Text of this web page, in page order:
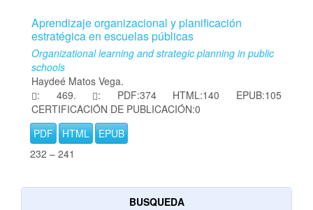
Aprendizaje organizacional y planificación
estratégica en escuelas públicas
Organizational learning and strategic planning in public
schools
Haydeé Matos Vega.
: 469.
: PDF:374 HTML:140 EPUB:105
CERTIFICACIÓN DE PUBLICACIÓN:0
PDF
HTML
EPUB
232 – 241
BUSQUEDA